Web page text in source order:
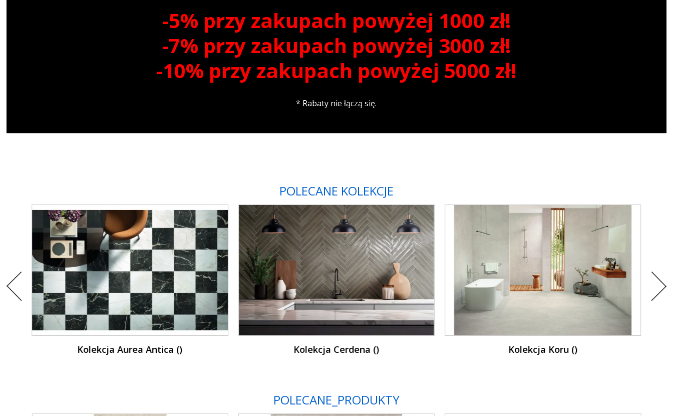
-5% przy zakupach powyżej 1000 zł!
-7% przy zakupach powyżej 3000 zł!
-10% przy zakupach powyżej 5000 zł!
* Rabaty nie łączą się.
POLECANE KOLEKCJE
Kolekcja Cerdena () Kolekcja Koru () Kolekcja Artisan Clay ()
POLECANE_PRODUKTY